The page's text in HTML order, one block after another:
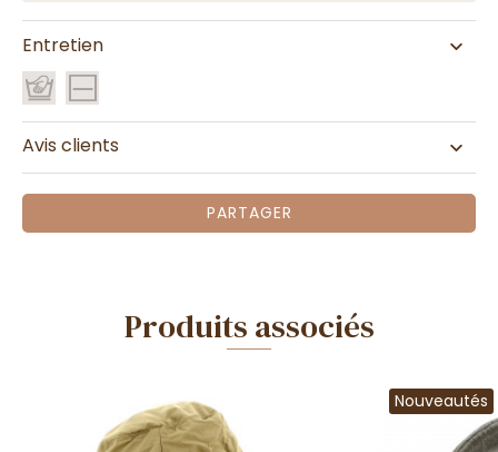
Entretien
Avis clients
PARTAGER
Produits associés
Nouveautés